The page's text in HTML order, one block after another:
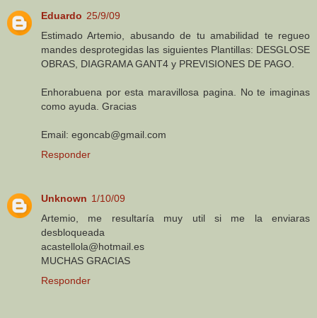
Eduardo 25/9/09
Estimado Artemio, abusando de tu amabilidad te regueo
mandes desprotegidas las siguientes Plantillas: DESGLOSE
OBRAS, DIAGRAMA GANT4 y PREVISIONES DE PAGO.
Enhorabuena por esta maravillosa pagina. No te imaginas
como ayuda. Gracias
Email: egoncab@gmail.com
Responder
Unknown 1/10/09
Artemio, me resultaría muy util si me la enviaras
desbloqueada
acastellola@hotmail.es
MUCHAS GRACIAS
Responder